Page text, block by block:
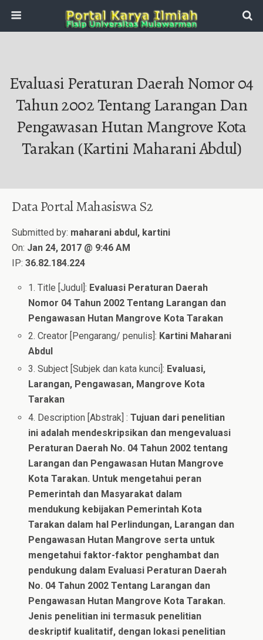
Evaluasi Peraturan Daerah Nomor 04
Tahun 2002 Tentang Larangan Dan
Pengawasan Hutan Mangrove Kota
Tarakan (Kartini Maharani Abdul)
Data Portal Mahasiswa S2
Submitted by: maharani abdul, kartini
On: Jan 24, 2017 @ 9:46 AM
IP: 36.82.184.224
1. Title [Judul]: Evaluasi Peraturan Daerah
Nomor 04 Tahun 2002 Tentang Larangan dan
Pengawasan Hutan Mangrove Kota Tarakan
2. Creator [Pengarang/ penulis]: Kartini Maharani
Abdul
3. Subject [Subjek dan kata kunci]: Evaluasi,
Larangan, Pengawasan, Mangrove Kota
Tarakan
4. Description [Abstrak] :Tujuan dari penelitian
ini adalah mendeskripsikan dan mengevaluasi
Peraturan Daerah No. 04 Tahun 2002 tentang
Larangan dan Pengawasan Hutan Mangrove
Kota Tarakan. Untuk mengetahui peran
Pemerintah dan Masyarakat dalam
mendukung kebijakan Pemerintah Kota
Tarakan dalam hal Perlindungan, Larangan dan
Pengawasan Hutan Mangrove serta untuk
mengetahui faktor-faktor penghambat dan
pendukung dalam Evaluasi Peraturan Daerah
No. 04 Tahun 2002 Tentang Larangan dan
Pengawasan Hutan Mangrove Kota Tarakan.
Jenis penelitian ini termasuk penelitian
deskriptif kualitatif, dengan lokasi penelitian